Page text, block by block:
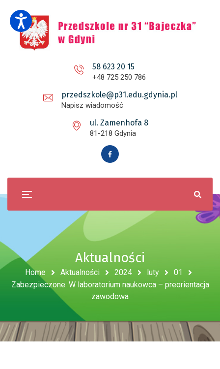
58 623 20 15
+48 725 250 786
przedszkole@p31.edu.gdynia.pl
Napisz wiadomość
ul. Zamenhofa 8
81-218 Gdynia
Aktualności
Home Aktualności 2024 luty
01
Zabezpieczone: W laboratorium naukowca – preorientacja
zawodowa